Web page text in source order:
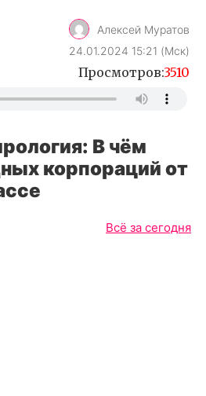
Алексей Муратов
24.01.2024 15:21 (Мск)
Просмотров:3510
В чём
корпораций от
Всё за сегодня